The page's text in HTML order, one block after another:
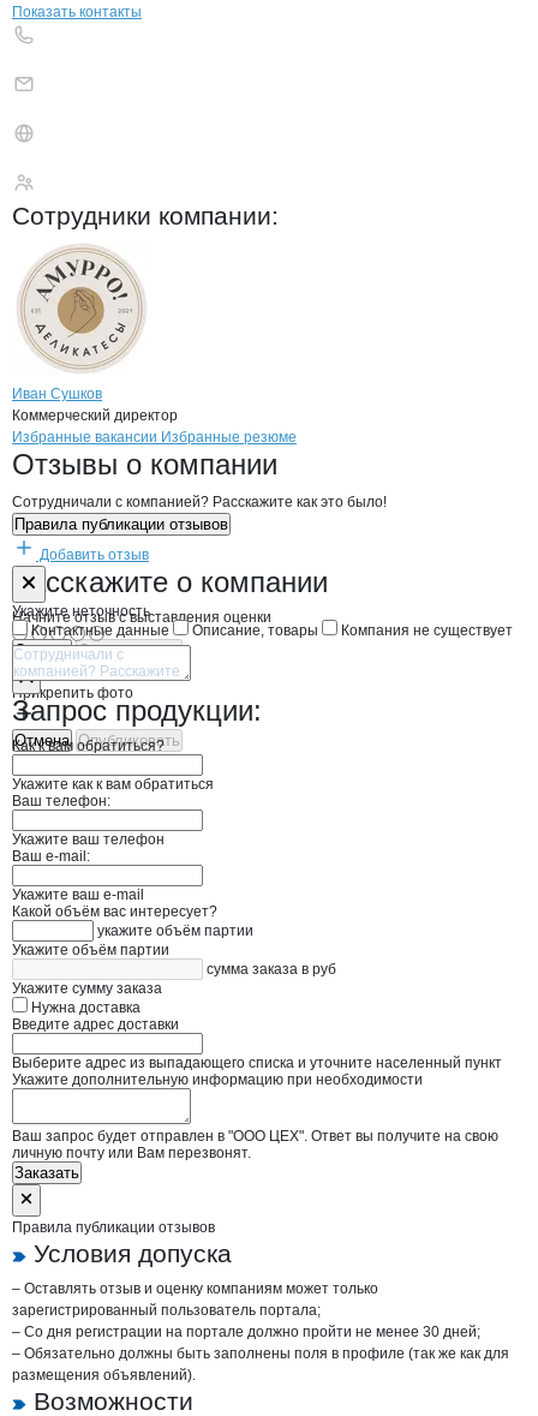
Показать контакты
Сотрудники компании:
Иван Сушков
Коммерческий директор
Брендыкомпани ЦЕХ
Вакансии вЦЕХ
Избранные вакансии Избранные резюме
Новости oЦЕХ, ООО
Отзывы о компании
Сотрудничали с компанией? Расскажите как это было!
Правила публикации отзывов
Добавить отзыв
Расскажите о компании
Начните отзыв с выставления оценки
Прикрепить фото
Отмена Опубликовать
Форма обратной связи о неточностях
Укажите неточность
Контактные данные
Описание, товары Компания не существует
Отмена Опубликовать
Запрос продукции:
Как к вам обратиться?
Укажите как к вам обратиться
Ваш телефон:
Укажите ваш телефон
Ваш e-mail:
Укажите ваш e-mail
Какой объём вас интересует?
укажите объём партии
Укажите объём партии
сумма заказа в руб
Укажите сумму заказа
Нужна доставка
Введите адрес доставки
Выберите адрес из выпадающего списка и уточните населенный пункт
Укажите дополнительную информацию при необходимости
Ваш запрос будет отправлен в "ООО ЦЕХ". Ответ вы получите на свою
личную почту или Вам перезвонят.
Заказать
Правила публикации отзывов
Условия допуска
– Оставлять отзыв и оценку компаниям может только
зарегистрированный пользователь портала;
– Со дня регистрации на портале должно пройти не менее 30 дней;
– Обязательно должны быть заполнены поля в профиле (так же как для
размещения объявлений).
Возможности